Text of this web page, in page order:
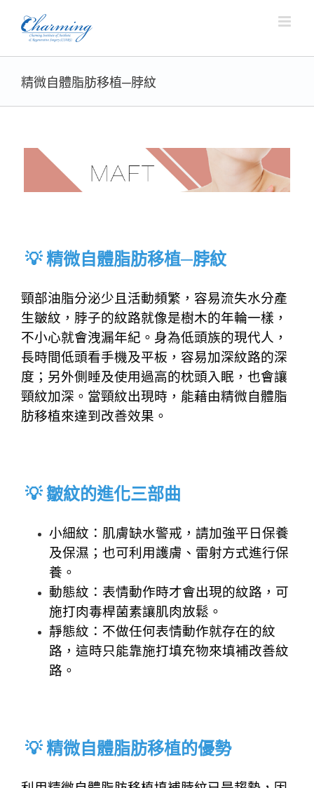
content
精微自體脂肪移植─脖紋
💡 精微自體脂肪移植─脖紋
頸部油脂分泌少且活動頻繁，容易流失水分產
生皺紋，脖子的紋路就像是樹木的年輪一樣，
不小心就會洩漏年紀。身為低頭族的現代人，
長時間低頭看手機及平板，容易加深紋路的深
度；另外側睡及使用過高的枕頭入眠，也會讓
頸紋加深。當頸紋出現時，能藉由精微自體脂
肪移植來達到改善效果。
💡 皺紋的進化三部曲
小細紋：肌膚缺水警戒，請加強平日保養
及保濕；也可利用護膚、雷射方式進行保
養。
動態紋：表情動作時才會出現的紋路，可
施打肉毒桿菌素讓肌肉放鬆。
靜態紋：不做任何表情動作就存在的紋
路，這時只能靠施打填充物來填補改善紋
路。
💡 精微自體脂肪移植的優勢